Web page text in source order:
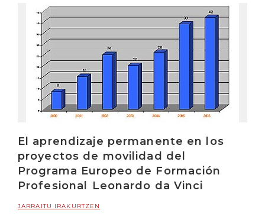
El aprendizaje permanente en los
proyectos de movilidad del
Programa Europeo de Formación
Profesional Leonardo da Vinci
JARRAITU IRAKURTZEN